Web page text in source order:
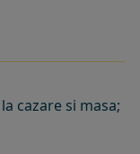
cazare si masa;